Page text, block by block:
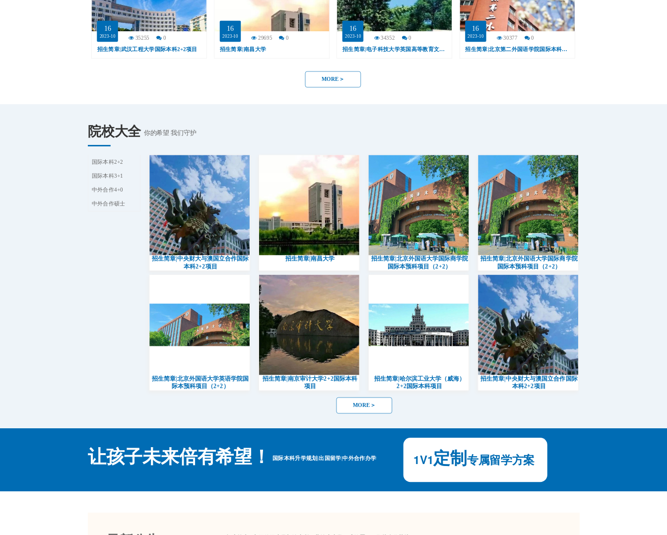
16
2023-10 35255 0
招生简章|武汉工程大学国际本科2+2项目
16
2023-10 29695 0
招生简章|南昌大学
16
2023-10 34352 0
招生简章|电子科技大学英国高等教育文凭项目（SQA-AD）
16
2023-10 30377 0
招生简章|北京第二外国语学院国际本科3+1、2+2
MORE＞
院校大全 你的希望 我们守护
国际本科2+2
国际本科3+1
中外合作4+0
中外合作硕士
招生简章|中央财大与澳国立合作国际
本科2+2项目
招生简章|南昌大学
招生简章|北京外国语大学国际商学院
国际本预科项目（2+2）
招生简章|北京外国语大学国际商学院
国际本预科项目（2+2）
招生简章|北京外国语大学英语学院国
际本预科项目（2+2）
招生简章|南京审计大学2+2国际本科
项目
招生简章|哈尔滨工业大学（威海）
2+2国际本科项目
招生简章|中央财大与澳国立合作国际
本科2+2项目
MORE＞
让孩子未来倍有希望！ 国际本科升学规划|出国留学|中外合作办学 1V1定制专属留学方案
11111111111111111111111111111111111111111111111111
11111111111111111111111111111111111111111111111111
11111111111111111111111111111111111111111111111111